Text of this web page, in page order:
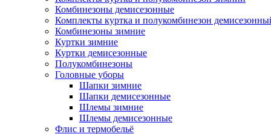
Комбинезоны демисезонные
Комплекты куртка и полукомбинезон
Комбинезоны зимние
Куртки зимние
Куртки демисезонные
Полукомбинезоны
Головные уборы
Шапки зимние
Шапки демисезонные
Шлемы зимние
Шлемы демисезонные
Флис и термобельё